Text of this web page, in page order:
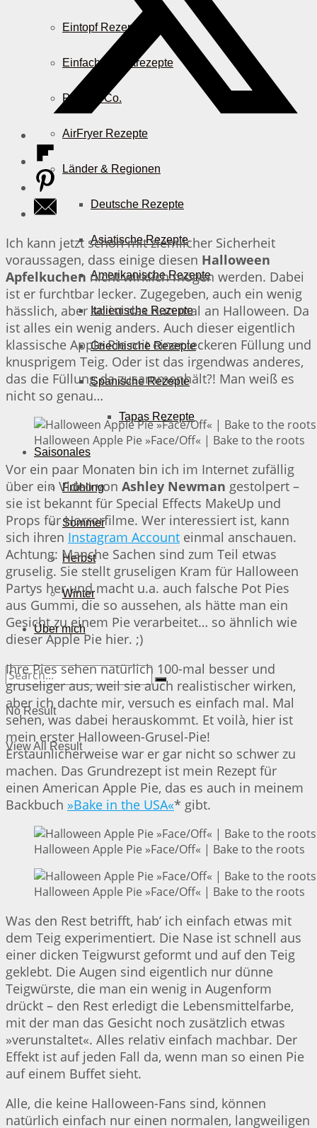
Eintopf Rezepte
Einfache Salatrezepte
Pizza & Co.
AirFryer Rezepte
Länder & Regionen
Deutsche Rezepte
Asiatische Rezepte
Amerikanische Rezepte
Italienische Rezepte
Griechische Rezepte
Spanische Rezepte
Tapas Rezepte
Saisonales
Frühling
Sommer
Herbst
Winter
Über mich
No Result
View All Result
Ich kann jetzt schon mit ziemlicher Sicherheit
voraussagen, dass einige diesen Halloween
Apfelkuchen nicht wirklich mögen werden. Dabei
ist er furchtbar lecker. Zugegeben, auch ein wenig
hässlich, aber so ist das nun mal an Halloween. Da
ist alles ein wenig anders. Auch dieser eigentlich
klassische Apple Pie mit einer leckeren Füllung und
knusprigem Teig. Oder ist das irgendwas anderes,
das die Füllung da zusammenhält?! Man weiß es
nicht so genau…
Halloween Apple Pie »Face/Off« | Bake to the roots
Vor ein paar Monaten bin ich im Internet zufällig
über ein Video von Ashley Newman gestolpert –
sie ist bekannt für Special Effects MakeUp und
Props für Horrorfilme. Wer interessiert ist, kann
sich ihren Instagram Account einmal anschauen.
Achtung: Manche Sachen sind zum Teil etwas
gruselig. Sie stellt gruseligen Kram für Halloween
Partys her und macht u.a. auch falsche Pot Pies
aus Gummi, die so aussehen, als hätte man ein
Gesicht zu einem Pie verarbeitet… so ähnlich wie
dieser Apple Pie hier. ;)
Ihre Pies sehen natürlich 100-mal besser und
gruseliger aus, weil sie auch realistischer wirken,
aber ich dachte mir, versuch es einfach mal. Mal
sehen, was dabei herauskommt. Et voilà, hier ist
mein erster Halloween-Grusel-Pie!
Erstaunlicherweise war er gar nicht so schwer zu
machen. Das Grundrezept ist mein Rezept für
einen American Apple Pie, das es auch in meinem
Backbuch »Bake in the USA«* gibt.
Halloween Apple Pie »Face/Off« | Bake to the roots
Halloween Apple Pie »Face/Off« | Bake to the roots
Was den Rest betrifft, hab’ ich einfach etwas mit
dem Teig experimentiert. Die Nase ist schnell aus
einer dicken Teigwurst geformt und auf den Teig
geklebt. Die Augen sind eigentlich nur dünne
Teigwürste, die man ein wenig in Augenform
drückt – den Rest erledigt die Lebensmittelfarbe,
mit der man das Gesicht noch zusätzlich etwas
»verunstaltet«. Alles relativ einfach machbar. Der
Effekt ist auf jeden Fall da, wenn man so einen Pie
auf einem Buffet sieht.
Alle, die keine Halloween-Fans sind, können
natürlich einfach nur einen normalen, langweiligen